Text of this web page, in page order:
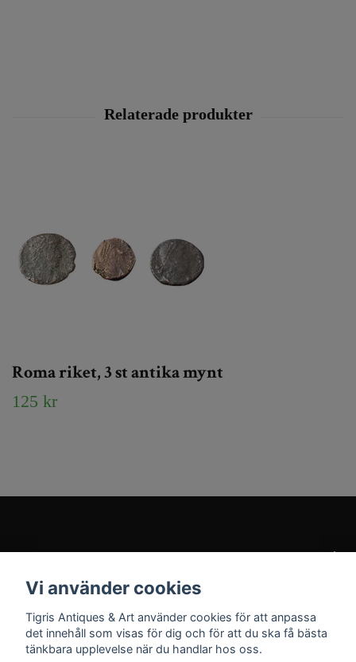
Roma riket, 3 st antika mynt
125 kr
Sociala medier
Vi använder cookies
Tigris Antiques & Art använder cookies för att anpassa
det innehåll som visas för dig och för att du ska få bästa
tänkbara upplevelse när du handlar hos oss.